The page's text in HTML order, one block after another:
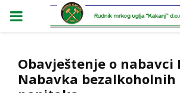
PRIMARY
Obavještenje o nabavci
Nabavka bezalkoholnih